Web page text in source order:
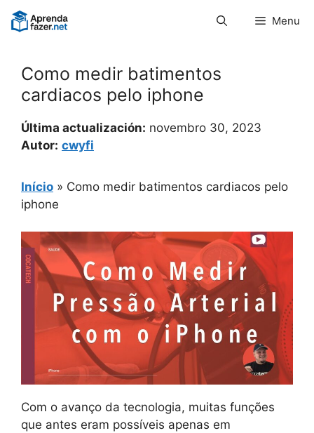
Pular
para
Menu
Como medir batimentos
cardiacos pelo iphone
Última actualización: novembro 30, 2023
Autor: cwyfi
Início » Como medir batimentos cardiacos pelo
iphone
Com o avanço da tecnologia, muitas funções
que antes eram possíveis apenas em